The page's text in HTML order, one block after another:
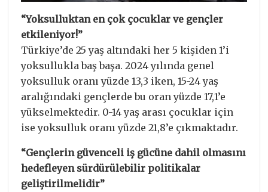
“Yoksulluktan en çok çocuklar ve gençler
etkileniyor!”
Türkiye’de 25 yaş altındaki her 5 kişiden 1’i
yoksullukla baş başa. 2024 yılında genel
yoksulluk oranı yüzde 13,3 iken, 15-24 yaş
aralığındaki gençlerde bu oran yüzde 17,1’e
yükselmektedir. 0-14 yaş arası çocuklar için
ise yoksulluk oranı yüzde 21,8’e çıkmaktadır.
“Gençlerin güvenceli iş gücüne dahil olmasını
hedefleyen sürdürülebilir politikalar
geliştirilmelidir”